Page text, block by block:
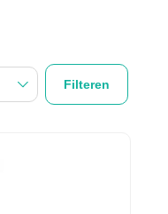
Filteren